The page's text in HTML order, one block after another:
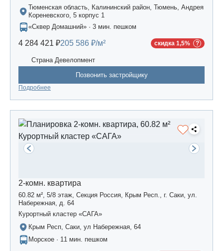
Тюменская область, Калининский район, Тюмень, Андрея
Кореневского, 5 корпус 1
«Сквер Домашний» · 3 мин. пешком
4 284 421 ₽205 586 ₽/м² скидка 1,5%
Страна Девелопмент
Позвонить застройщику
Подробнее
2-комн. квартира
60.82 м², 5/8 этаж, Секция Россия, Крым Респ., г. Саки, ул.
Набережная, д. 64
Курортный кластер «САГА»
Крым Респ, Саки, ул Набережная, 64
Морское · 11 мин. пешком